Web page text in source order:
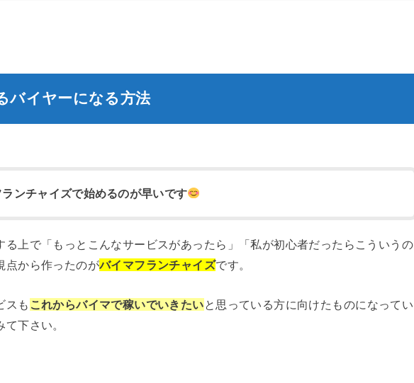
バイヤーになる方法
ランチャイズで始めるのが早いです
る上で「もっとこんなサービスがあったら」「私が初心者だったらこういうの
点から作ったのがバイマフランチャイズです。
スも これからバイマで稼いでいきたいと思っている方に向けたものになってい
下さい。